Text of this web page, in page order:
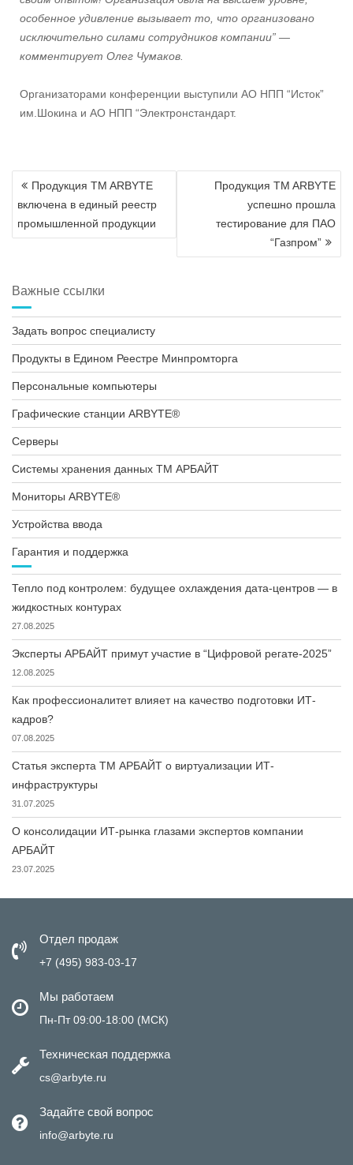
особенное удивление вызывает то, что организовано
исключительно силами сотрудников компании” —
комментирует Олег Чумаков.
Организаторами конференции выступили АО НПП “Исток”
им.Шокина и АО НПП “Электронстандарт.
Навигация
Продукция TM ARBYTE
включена в единый реестр
промышленной продукции
Продукция TM ARBYTE
успешно прошла
тестирование для ПАО
“Газпром”
Важные ссылки
Задать вопрос специалисту
Продукты в Едином Реестре Минпромторга
Персональные компьютеры
Графические станции ARBYTE®
Серверы
Системы хранения данных ТМ АРБАЙТ
Мониторы ARBYTE®
Устройства ввода
Гарантия и поддержка
Тепло под контролем: будущее охлаждения дата-центров — в
жидкостных контурах
27.08.2025
Эксперты АРБАЙТ примут участие в “Цифровой регате-2025”
12.08.2025
Как профессионалитет влияет на качество подготовки ИТ-
кадров?
07.08.2025
Статья эксперта ТМ АРБАЙТ о виртуализации ИТ-
инфраструктуры
31.07.2025
О консолидации ИТ-рынка глазами экспертов компании
АРБАЙТ
23.07.2025
Отдел продаж
+7 (495) 983-03-17
Мы работаем
Пн-Пт 09:00-18:00 (МСК)
Техническая поддержка
cs@arbyte.ru
Задайте свой вопрос
info@arbyte.ru